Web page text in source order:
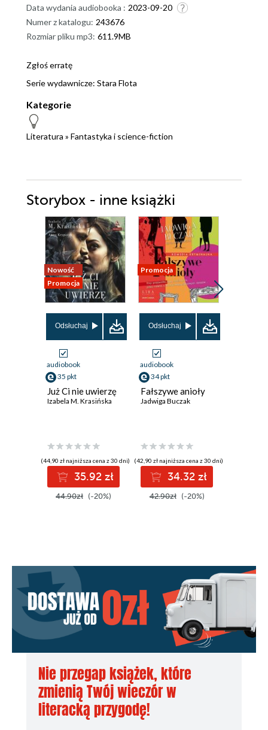
Data wydania audiobooka : 2023-09-20
Numer z katalogu: 243676
Rozmiar pliku mp3: 611.9MB
Zgłoś erratę
Serie wydawnicze: Stara Flota
Kategorie
Literatura » Fantastyka i science-fiction
Storybox - inne książki
Nowość
Promocja
Odsłuchaj
audiobook
35 pkt
Już Ci nie uwierzę
Izabela M. Krasińska
(44,90 zł najniższa cena z 30 dni)
35.92 zł
44.90zł (-20%)
Promocja
Odsłuchaj
audiobook
34 pkt
Fałszywe anioły
Jadwiga Buczak
(42,90 zł najniższa cena z 30 dni)
34.32 zł
42.90zł (-20%)
Nie przegap książek, które
zmienią Twój wieczór w
literacką przygodę!